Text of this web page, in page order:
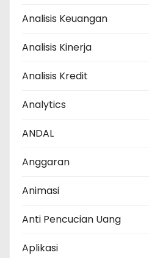
Analisis Keuangan
Analisis Kinerja
Analisis Kredit
Analytics
ANDAL
Anggaran
Animasi
Anti Pencucian Uang
Aplikasi